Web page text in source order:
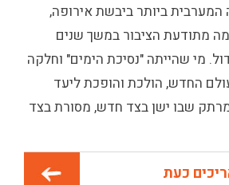
המערבית ביותר ביבשת אירופה,
מתודעת הציבור במשך שנים
מי שהייתה "נסיכת הימים" וחלקה
החדש, הולכת והופכת ליעד
שבו ישן בצד חדש, מסורת בצד